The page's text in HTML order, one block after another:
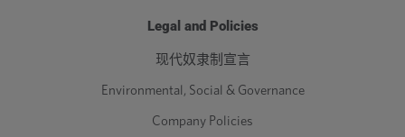
Legal and Policies
现代奴隶制宣言
Environmental, Social & Governance
Company Policies